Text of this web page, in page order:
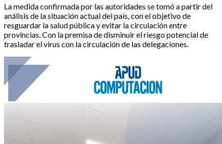
La medida confirmada por las autoridades se tomó a partir del
análisis de la situación actual del país, con el objetivo de
resguardar la salud pública y evitar la circulación entre
provincias. Con la premisa de disminuir el riesgo potencial de
trasladar el virus con la circulación de las delegaciones.